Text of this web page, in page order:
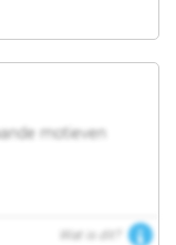
motieven
Wat is dit?